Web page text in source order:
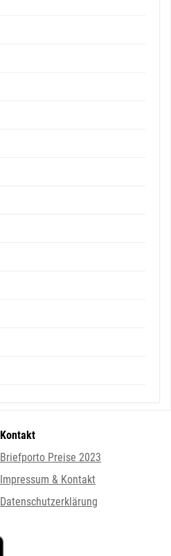
Kontakt
Briefporto Preise 2023
Impressum & Kontakt
Datenschutzerklärung